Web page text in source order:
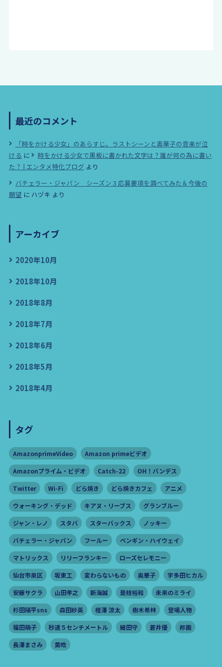
最近のコメント
「時をかける少女」のあらすじ。ラストシーンと奥華子の音楽が泣
ける に
時をかける少女で黒板に書かれた文字は？誰が何の為に書い
た？ | エンタメ特化ブログ より
バチェラー・ジャパン シーズン３応募要項を調べてみた＆今後の
願望 に ハヅキ より
アーカイブ
2020年10月
2018年10月
2018年8月
2018年7月
2018年6月
2018年5月
2018年4月
タグ
AmazonprimeVideo Amazon primeビデオ
Amazonプライム・ビデオ Catch-22 OH！バンデス
Twitter Wi-Fi どら焼き どら焼きカフェ アニメ
ウォーキング・デッド キアヌ・リーブス グランブルー
ジャン・レノ スタバ スターバックス ノッキー
バチェラー・ジャパン フールー ペンギン・ハイウェイ
マトリックス リリーフランキー ローズセレモニー
仙台市泉区 坂東工 変わらないもの 奥華子 宇多田ヒカル
安藤サクラ 山田孝之 新海誠 是枝裕和 未来のミライ
杉田陽平sns 森田紗英 榿澤 涼太 樹木希林 登場人物
福田萌子 秒速５センチメートル 細田守 蒼井優 邦画
長澤まさみ 黄晧